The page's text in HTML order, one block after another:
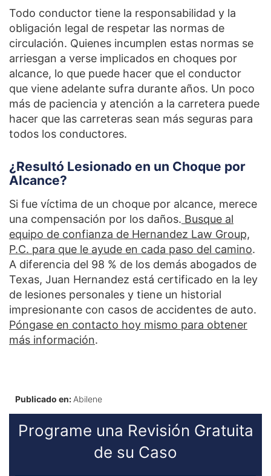
Todo conductor tiene la responsabilidad y la
obligación legal de respetar las normas de
circulación. Quienes incumplen estas normas se
arriesgan a verse implicados en choques por
alcance, lo que puede hacer que el conductor
que viene adelante sufra durante años. Un poco
más de paciencia y atención a la carretera puede
hacer que las carreteras sean más seguras para
todos los conductores.
¿Resultó Lesionado en un Choque por
Alcance?
Si fue víctima de un choque por alcance, merece
una compensación por los daños. Busque al
equipo de confianza de Hernandez Law Group,
P.C. para que le ayude en cada paso del camino.
A diferencia del 98 % de los demás abogados de
Texas, Juan Hernandez está certificado en la ley
de lesiones personales y tiene un historial
impresionante con casos de accidentes de auto.
Póngase en contacto hoy mismo para obtener
más información.
Publicado en: Abilene
Programe una Revisión Gratuita
de su Caso